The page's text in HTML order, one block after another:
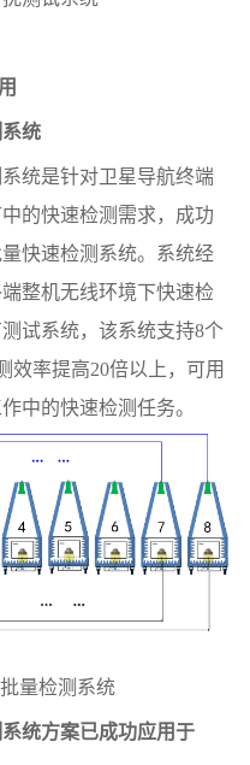
统
统是针对卫星导航终端
的快速检测需求，成功
快速检测系统。系统经
整机无线环境下快速检
试系统，该系统支持8个
效率提高20倍以上，可用
中的快速检测任务。
量检测系统
统方案已成功应用于